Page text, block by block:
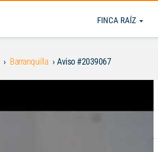
FINCA RAÍZ
Barranquilla Aviso #2039067